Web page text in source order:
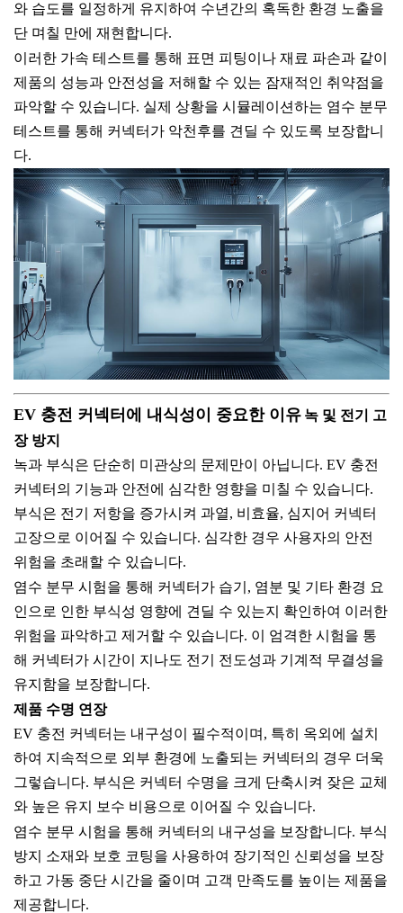
와 습도를 일정하게 유지하여 수년간의 혹독한 환경 노출을
단 며칠 만에 재현합니다.
이러한 가속 테스트를 통해 표면 피팅이나 재료 파손과 같이
제품의 성능과 안전성을 저해할 수 있는 잠재적인 취약점을
파악할 수 있습니다. 실제 상황을 시뮬레이션하는 염수 분무
테스트를 통해 커넥터가 악천후를 견딜 수 있도록 보장합니
다.
EV 충전 커넥터에 내식성이 중요한 이유 녹 및 전기 고
장 방지
녹과 부식은 단순히 미관상의 문제만이 아닙니다. EV 충전
커넥터의 기능과 안전에 심각한 영향을 미칠 수 있습니다.
부식은 전기 저항을 증가시켜 과열, 비효율, 심지어 커넥터
고장으로 이어질 수 있습니다. 심각한 경우 사용자의 안전
위험을 초래할 수 있습니다.
염수 분무 시험을 통해 커넥터가 습기, 염분 및 기타 환경 요
인으로 인한 부식성 영향에 견딜 수 있는지 확인하여 이러한
위험을 파악하고 제거할 수 있습니다. 이 엄격한 시험을 통
해 커넥터가 시간이 지나도 전기 전도성과 기계적 무결성을
유지함을 보장합니다.
제품 수명 연장
EV 충전 커넥터는 내구성이 필수적이며, 특히 옥외에 설치
하여 지속적으로 외부 환경에 노출되는 커넥터의 경우 더욱
그렇습니다. 부식은 커넥터 수명을 크게 단축시켜 잦은 교체
와 높은 유지 보수 비용으로 이어질 수 있습니다.
염수 분무 시험을 통해 커넥터의 내구성을 보장합니다. 부식
방지 소재와 보호 코팅을 사용하여 장기적인 신뢰성을 보장
하고 가동 중단 시간을 줄이며 고객 만족도를 높이는 제품을
제공합니다.